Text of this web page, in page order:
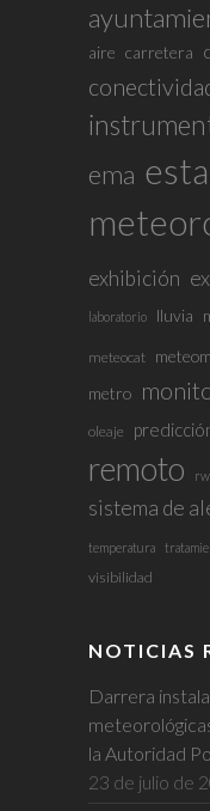
aire carretera
ema
exhibición
laboratorio lluvia
meteocat
metro
oleaje
remoto
sistema de
temperatura
visibilidad
NOTICIAS
Darrera
la Autoridad
23 de julio de